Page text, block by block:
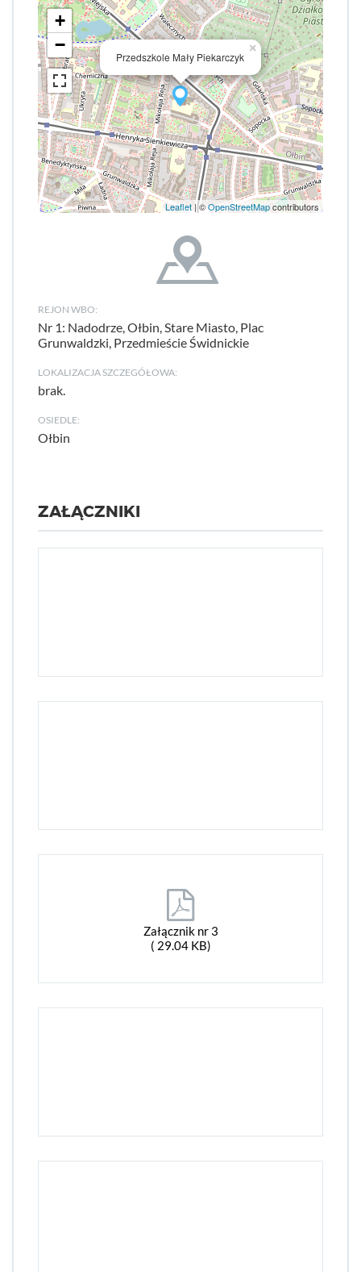
Przedszkole Mały Piekarczyk
×
+
−
Leaflet | ©OpenStreetMapcontributors
REJON WBO:
Nr 1: Nadodrze, Ołbin, Stare Miasto, Plac
Grunwaldzki, Przedmieście Świdnickie
LOKALIZACJA SZCZEGÓŁOWA:
brak.
OSIEDLE:
Ołbin
ZAŁĄCZNIKI
Załącznik nr 3
( 29.04 KB)